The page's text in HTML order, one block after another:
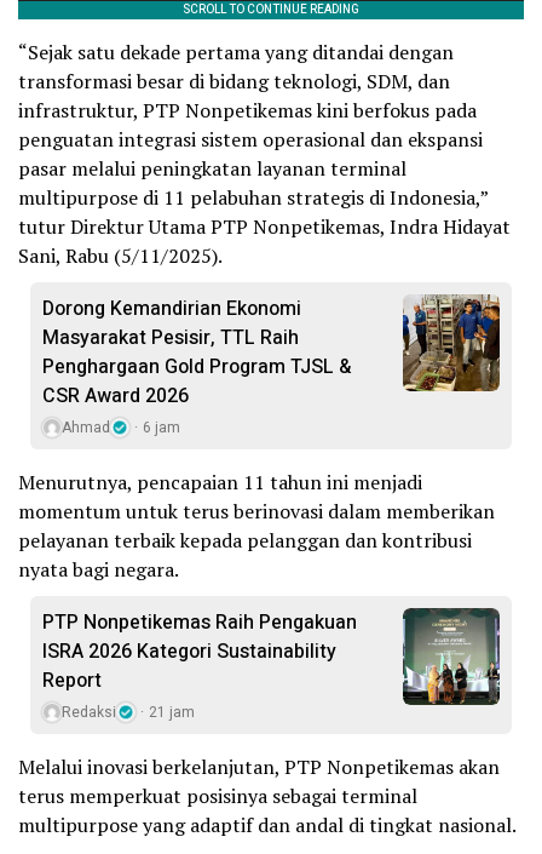
“Sejak satu dekade pertama yang ditandai dengan
transformasi besar di bidang teknologi, SDM, dan
infrastruktur, PTP Nonpetikemas kini berfokus pada
penguatan integrasi sistem operasional dan ekspansi
pasar melalui peningkatan layanan terminal
multipurpose di 11 pelabuhan strategis di Indonesia,”
tutur Direktur Utama PTP Nonpetikemas, Indra Hidayat
Sani, Rabu (5/11/2025).
Dorong Kemandirian Ekonomi
Masyarakat Pesisir, TTL Raih
Penghargaan Gold Program TJSL &
CSR Award 2026
Ahmad 6 jam
Menurutnya, pencapaian 11 tahun ini menjadi
momentum untuk terus berinovasi dalam memberikan
pelayanan terbaik kepada pelanggan dan kontribusi
nyata bagi negara.
PTP Nonpetikemas Raih Pengakuan
ISRA 2026 Kategori Sustainability
Report
Redaksi 21 jam
Melalui inovasi berkelanjutan, PTP Nonpetikemas akan
terus memperkuat posisinya sebagai terminal
multipurpose yang adaptif dan andal di tingkat nasional.